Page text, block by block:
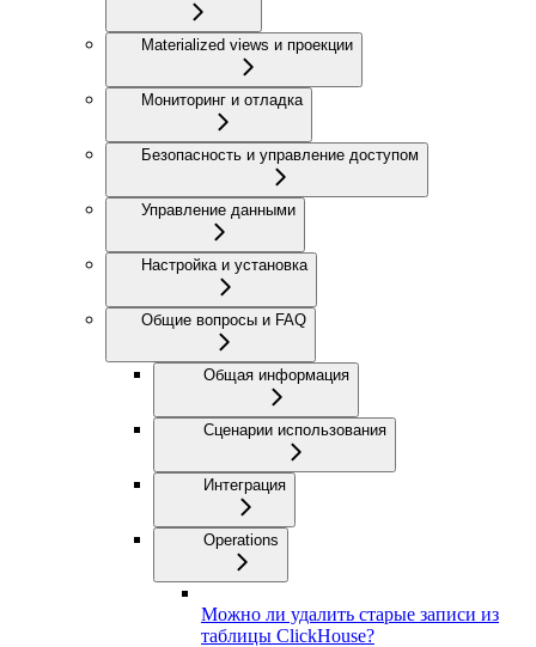
Materialized views и проекции
Мониторинг и отладка
Безопасность и управление доступом
Управление данными
Настройка и установка
Общие вопросы и FAQ
Общая информация
Сценарии использования
Интеграция
Operations
Можно ли удалить старые записи из
таблицы ClickHouse?